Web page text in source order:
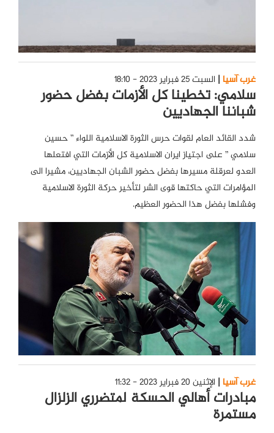
غرب آسيا السبت 25 فبراير 2023 - 18:10
سلامي: تخطينا كل الأزمات بفضل حضور
شباننا الجهاديين
شدد القائد العام لقوات حرس الثورة الاسلامية اللواء ” حسين
سلامي ” على اجتياز ايران الاسلامية كل الأزمات التي افتعلها
العدو لعرقلة مسيرها بفضل حضور الشبان الجهاديين، مشيرا الى
المؤامرات التي حاكتها قوى الشر لتأخير حركة الثورة الاسلامية
وفشلها بفضل هذا الحضور العظيم.
غرب آسيا الإثنين 20 فبراير 2023 - 11:32
مبادرات أهالي الحسكة لمتضرري الزلزال
مستمرة